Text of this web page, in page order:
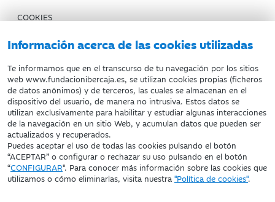
Información acerca de las cookies utilizadas
Te informamos que en el transcurso de tu navegación por los sitios
web www.fundacionibercaja.es, se utilizan cookies propias (ficheros
de datos anónimos) y de terceros, las cuales se almacenan en el
dispositivo del usuario, de manera no intrusiva. Estos datos se
utilizan exclusivamente para habilitar y estudiar algunas interacciones
de la navegación en un sitio Web, y acumulan datos que pueden ser
actualizados y recuperados.
Puedes aceptar el uso de todas las cookies pulsando el botón
“ACEPTAR” o configurar o rechazar su uso pulsando en el botón
“CONFIGURAR". Para conocer más información sobre las cookies que
utilizamos o cómo eliminarlas, visita nuestra "Política de cookies".
COOKIES
CONDICIONES DE COMPRA
IBERCAJA BANCO
Fundación Bancaria Ibercaja. C.I.F. G-50000652.
Inscrita en el Registro de Fundaciones del Mº de Educación,
Cultura y Deporte con el nº 1689.
Domicilio social: Joaquín Costa, 13. 50001 Zaragoza.